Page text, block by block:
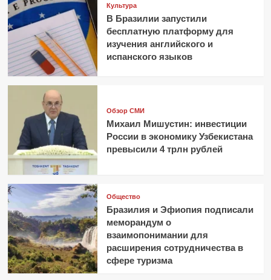
Культура
В Бразилии запустили
бесплатную платформу для
изучения английского и
испанского языков
Обзор СМИ
Михаил Мишустин: инвестиции
России в экономику Узбекистана
превысили 4 трлн рублей
Общество
Бразилия и Эфиопия подписали
меморандум о
взаимопонимании для
расширения сотрудничества в
сфере туризма